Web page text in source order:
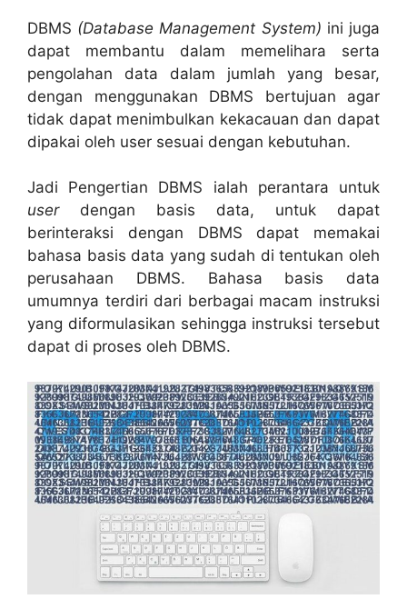
DBMS (Database Management System) ini juga
dapat membantu dalam memelihara serta
pengolahan data dalam jumlah yang besar,
dengan menggunakan DBMS bertujuan agar
tidak dapat menimbulkan kekacauan dan dapat
dipakai oleh user sesuai dengan kebutuhan.
Jadi Pengertian DBMS ialah perantara untuk
userdengan basis data, untuk dapat
berinteraksi dengan DBMS dapat memakai
bahasa basis data yang sudah di tentukan oleh
perusahaan DBMS. Bahasa basis data
umumnya terdiri dari berbagai macam instruksi
yang diformulasikan sehingga instruksi tersebut
dapat di proses oleh DBMS.